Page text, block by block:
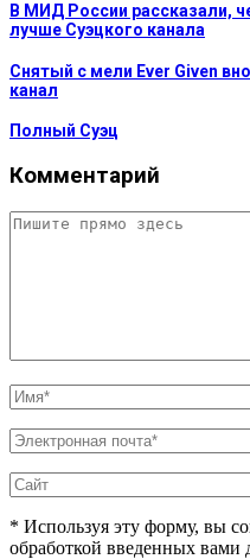
В МИД России рассказали,
лучше Суэцкого канала
Снятый с мели Ever Given
канал
Полный Суэц
Комментарий
* Используя эту форму, вы
обработкой введенных вами